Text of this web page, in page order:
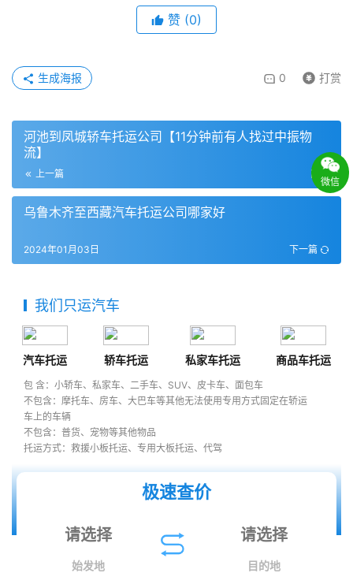
赞 (0)
0 打赏
生成海报
河池到凤城轿车托运公司【11分钟前有人找过中振物
流】
上一篇 刚刚
乌鲁木齐至西藏汽车托运公司哪家好
下一篇
2024年01月03日
我们只运汽车
汽车托运 轿车托运 私家车托运 商品车托运
包 含：小轿车、私家车、二手车、SUV、皮卡车、面包车
不包含：摩托车、房车、大巴车等其他无法使用专用方式固定在轿运
车上的车辆
不包含：普货、宠物等其他物品
托运方式：救援小板托运、专用大板托运、代驾
极速查价
始发地 目的地
微信